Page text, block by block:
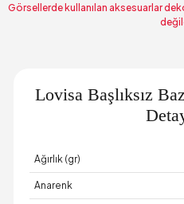
Görsellerde kullanılan aksesuarlar
Lovisa Başlıksız
Ağırlık (gr)
Anarenk